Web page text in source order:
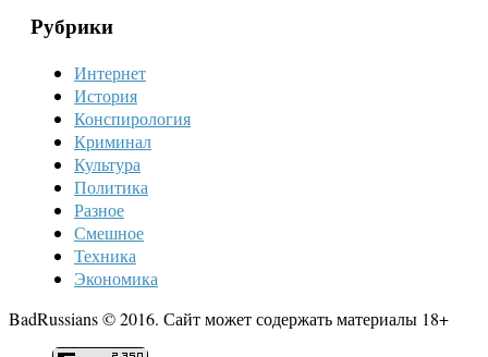
Рубрики
Интернет
История
Конспирология
Криминал
Культура
Политика
Разное
Смешное
Техника
Экономика
BadRussians © 2016. Сайт может содержать материалы 18+